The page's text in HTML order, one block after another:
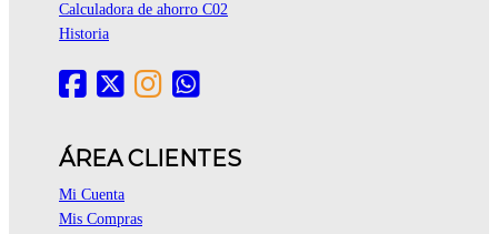
Calculadora de ahorro C02
Historia
ÁREA CLIENTES
Mi Cuenta
Mis Compras